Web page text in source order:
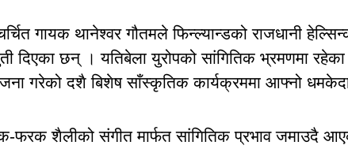
गायक थानेश्वर गौतमले फिन्ल्यान्डको राजधानी
दिएका छन् । यतिबेला युरोपको सांगितिक भ्रमणमा
गरेको दशै बिशेष साँस्कृतिक कार्यक्रममा आफ्नो
शैलीको संगीत मार्फत सांगितिक प्रभाव जमाउदै